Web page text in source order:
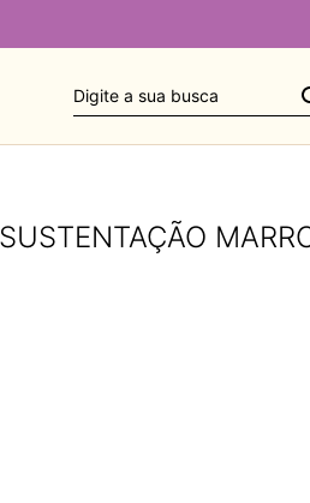
Digite a sua busca